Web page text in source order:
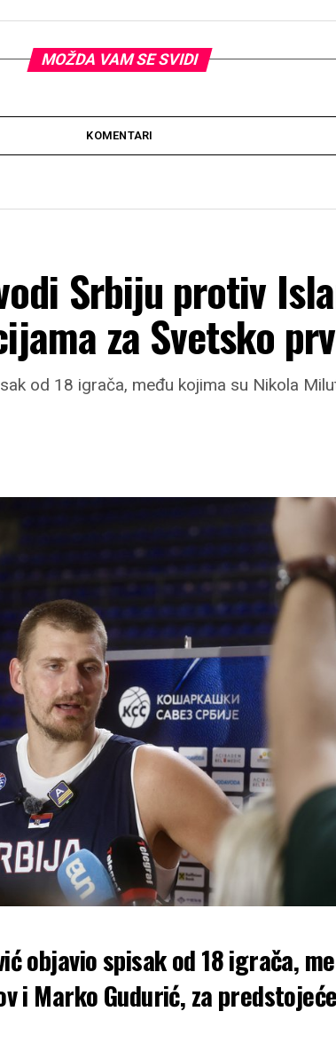
MOŽDA VAM SE SVIDI
KOMENTARI
Srbiju protiv
za Svetsko
od 18 igrača, među kojima su Nikola
objavio spisak od 18 igrača,
i Marko Gudurić, za predstojeće